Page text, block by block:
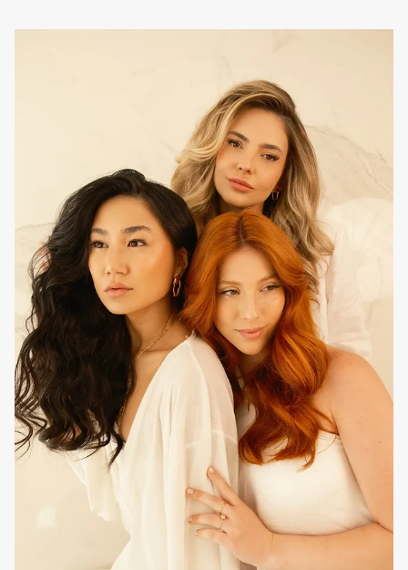
camada protetora da cor.
Todo o tipo de cabelo com coloração.
Utilizar como tratamento diário, após a lavagem com o
habitual. Aplicar madeixa a madeixa
no comprimento e pontas, alinhar no sentido da raiz para as
pontas do cabelo, para garantir uma melhor absorção e
condicionamento dos fios. Deixar atuar durante cinco a 10
minutos e retirar com água abundante e para reconstrução
extra, adicionar à rotina o tratamentoEVAN CarePink Velvet
Mask e
EVAN Care Essential SOS Reconstructive Fluid.